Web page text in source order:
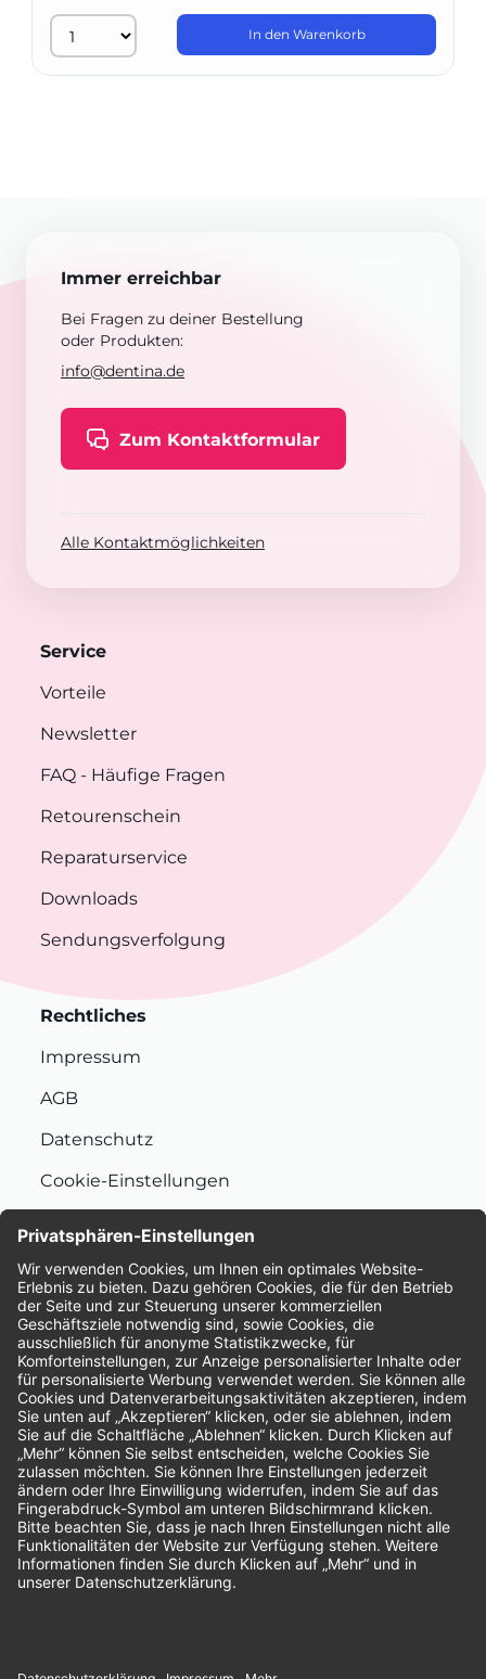
In den Warenkorb
Immer erreichbar
Bei Fragen zu deiner Bestellung
oder Produkten:
info@dentina.de
Zum Kontaktformular
Alle Kontaktmöglichkeiten
Service
Vorteile
Newsletter
FAQ - Häufige Fragen
Retourenschein
Reparaturservice
Downloads
Sendungsverfolgung
Rechtliches
Impressum
AGB
Datenschutz
Cookie-Einstellungen
Bewertungen